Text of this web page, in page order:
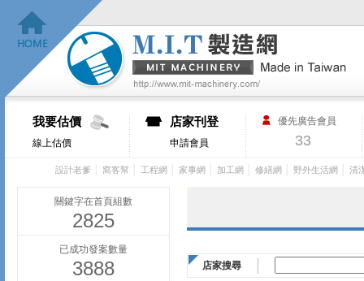
我要估價
線上估價
店家刊登
申請會員
優先廣告會員
33
設計老爹 窩客幫 工程網 家事網 加工網 修繕網 野外生活網 清
關鍵字在首頁組數
2825
已成功發案數量
3888 店家搜尋